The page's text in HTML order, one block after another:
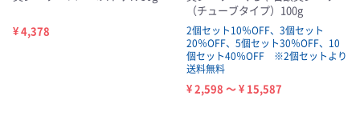
¥ 4,378
（チューブタイプ）100g
2個セット10％OFF、3個セット
20％OFF、5個セット30％OFF、10
個セット40％OFF ※2個セットより
送料無料
¥ 2,598 ～ ¥ 15,587